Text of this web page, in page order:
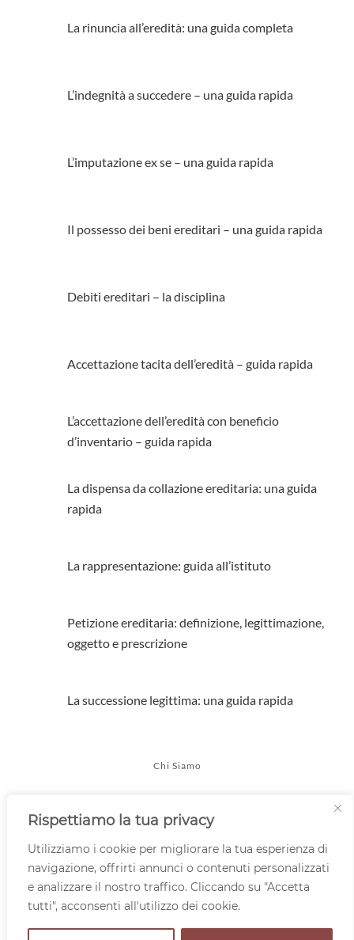
Rispettiamo la tua privacy
Utilizziamo i cookie per migliorare la tua esperienza di
navigazione, offrirti annunci o contenuti personalizzati
e analizzare il nostro traffico. Cliccando su "Accetta
tutti", acconsenti all'utilizzo dei cookie.
La rinuncia all’eredità: una guida completa
L’indegnità a succedere – una guida rapida
L’imputazione ex se – una guida rapida
Il possesso dei beni ereditari – una guida rapida
Debiti ereditari – la disciplina
Accettazione tacita dell’eredità – guida rapida
L’accettazione dell’eredità con beneficio
d’inventario – guida rapida
La dispensa da collazione ereditaria: una guida
rapida
La rappresentazione: guida all’istituto
Petizione ereditaria: definizione, legittimazione,
oggetto e prescrizione
La successione legittima: una guida rapida
Chi Siamo
Contatti
Privacy Policy